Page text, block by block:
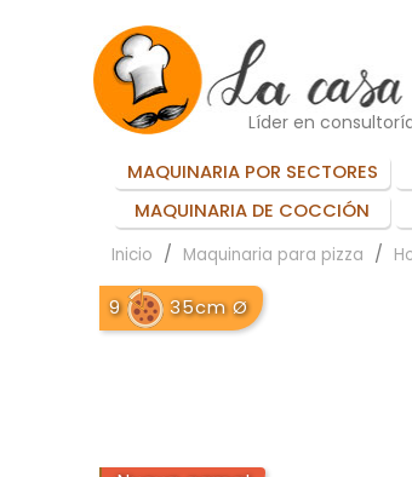
Líder en
MAQUINARIA POR SECTORES
MAQUINARIA DE COCCIÓN
Inicio Maquinaria para pizza
9 35cm Ø